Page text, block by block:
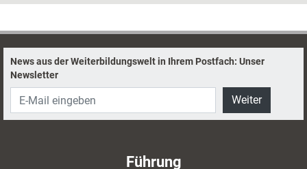
News aus der Weiterbildungswelt in Ihrem Postfach: Unser
Newsletter
Weiter
Führung